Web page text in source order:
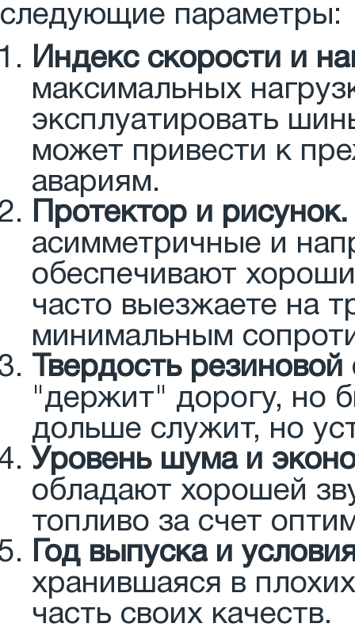
следующие параметры:
Индекс скорости и
максимальных
эксплуатировать
может привести к
авариям.
Протектор и рисунок.
асимметричные и
обеспечивают
часто выезжаете на
минимальным
Твердость
"держит" дорогу, но
дольше служит, но
Уровень шума и
обладают хорошей
топливо за счет
Год выпуска и
хранившаяся в
часть своих качеств.